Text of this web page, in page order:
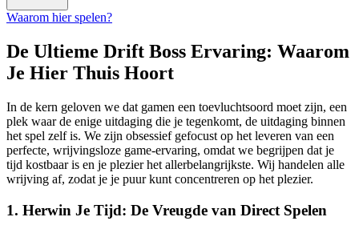
Waarom hier spelen?
De Ultieme Drift Boss Ervaring: Waarom
Je Hier Thuis Hoort
In de kern geloven we dat gamen een toevluchtsoord moet zijn, een
plek waar de enige uitdaging die je tegenkomt, de uitdaging binnen
het spel zelf is. We zijn obsessief gefocust op het leveren van een
perfecte, wrijvingsloze game-ervaring, omdat we begrijpen dat je
tijd kostbaar is en je plezier het allerbelangrijkste. Wij handelen alle
wrijving af, zodat je je puur kunt concentreren op het plezier.
1. Herwin Je Tijd: De Vreugde van Direct Spelen